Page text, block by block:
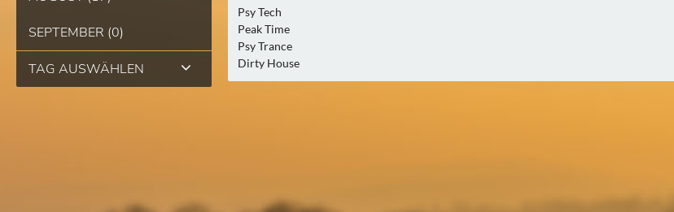
SEPTEMBER (0)
TAG AUSWÄHLEN
Psy Tech
Peak Time
Psy Trance
Dirty House